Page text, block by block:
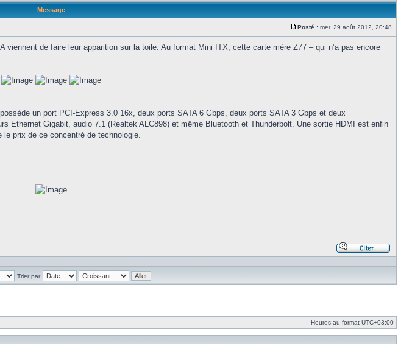
Message
Posté : mer. 29 août 2012, 20:48
de faire leur apparition sur la toile. Au format Mini ITX, cette carte mère Z77 – qui n’a pas encore
un port PCI-Express 3.0 16x, deux ports SATA 6 Gbps, deux ports SATA 3 Gbps et deux
Ethernet Gigabit, audio 7.1 (Realtek ALC898) et même Bluetooth et Thunderbolt. Une sortie HDMI est enfin
prix de ce concentré de technologie.
Trier par
Heures au format UTC+03:00